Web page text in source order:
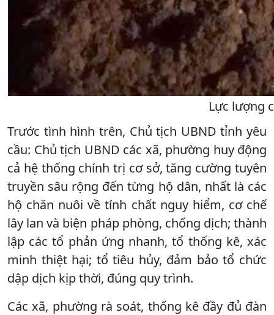
Lực lượng
Trước tình hình trên, Chủ tịch UBND tỉnh yêu
cầu: Chủ tịch UBND các xã, phường huy động
cả hệ thống chính trị cơ sở, tăng cường tuyên
truyền sâu rộng đến từng hộ dân, nhất là các
hộ chăn nuôi về tính chất nguy hiểm, cơ chế
lây lan và biện pháp phòng, chống dịch; thành
lập các tổ phản ứng nhanh, tổ thống kê, xác
minh thiệt hại; tổ tiêu hủy, đảm bảo tổ chức
dập dịch kịp thời, đúng quy trình.
Các xã, phường rà soát, thống kê đầy đủ đàn